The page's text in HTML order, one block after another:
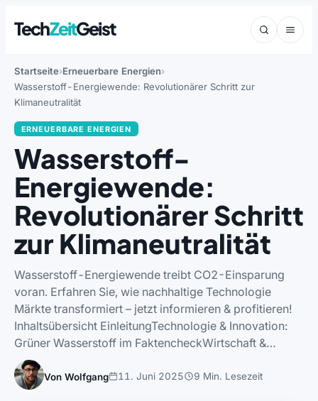
TechZeitGeist
Startseite Erneuerbare Energien
Wasserstoff-Energiewende: Revolutionärer Schritt zur
Klimaneutralität
ERNEUERBARE ENERGIEN
Wasserstoff-
Energiewende:
Revolutionärer Schritt
zur Klimaneutralität
Wasserstoff-Energiewende treibt CO2-Einsparung
voran. Erfahren Sie, wie nachhaltige Technologie
Märkte transformiert – jetzt informieren & profitieren!
Inhaltsübersicht EinleitungTechnologie & Innovation:
Grüner Wasserstoff im FaktencheckWirtschaft &…
Von Wolfgang 11. Juni 2025 9 Min. Lesezeit